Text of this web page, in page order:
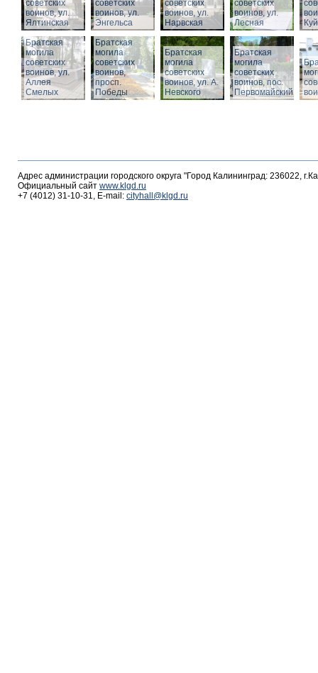
советских
воинов, ул.
Ялтинская
советских
воинов, ул.
Энгельса
советских
воинов, ул.
Нарвская
советских
воинов, ул.
Лесная
Братская
могила
советских
воинов, ул.
Аллея
Смелых
Братская
могила
советских
воинов,
просп.
Победы
Братская
могила
советских
воинов, ул. А.
Невского
Братская
могила
советских
воинов, пос.
Первомайский
Адрес администрации городского округа "Город Калининград: 236022,
Официальный сайт www.klgd.ru
+7 (4012) 31-10-31, E-mail: cityhall@klgd.ru